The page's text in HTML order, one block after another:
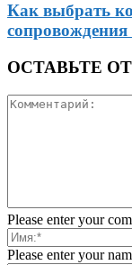
Как выбрать
сопровождения
ОСТАВЬТЕ
Please enter your
Please enter your